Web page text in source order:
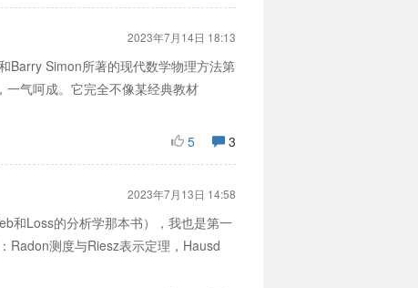
2023年7月14日 18:13
Barry Simon所著的现代数学物理方法第
一气呵成。它完全不像某经典教材
5
3
2023年7月13日 14:58
和Loss的分析学那本书），我也是第一
Radon测度与Riesz表示定理，Hausd